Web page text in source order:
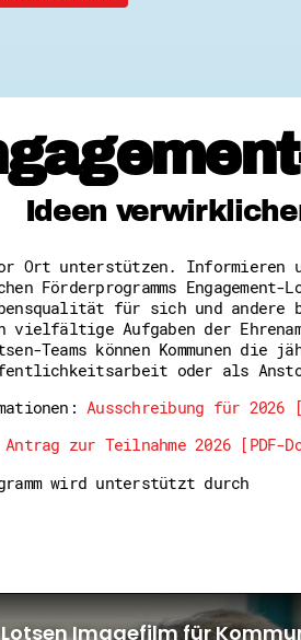
Ideen
Ort unterstützen. Informieren
Förderprogramms
für sich und andere
vielfältige Aufgaben der
Teams können Kommunen
oder als
Ausschreibung für 2026
Antrag zur Teilnahme 2026 [PDF-
wird unterstützt durch